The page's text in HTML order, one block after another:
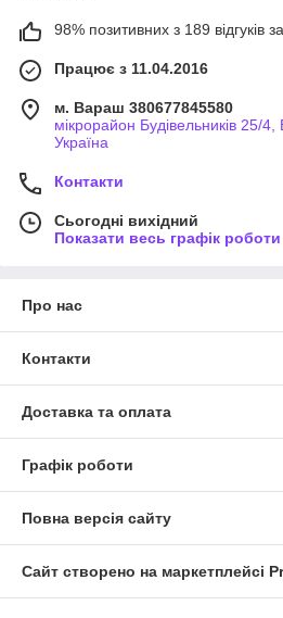
98% позитивних з 189 відгуків
Працює з 11.04.2016
м. Вараш 380677845580
мікрорайон Будівельників 25/
Україна
Контакти
Сьогодні вихідний
Показати весь графік роботи
Про нас
Контакти
Доставка та оплата
Графік роботи
Повна версія сайту
Сайт створено на маркетплейсі